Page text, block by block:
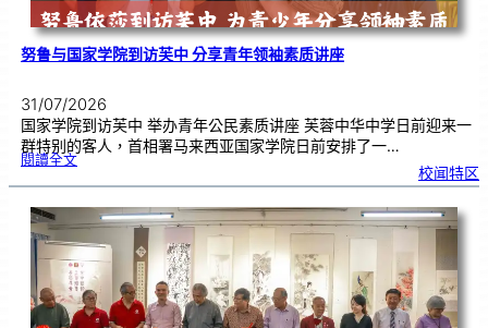
努鲁与国家学院到访芙中 分享青年领袖素质讲座
31/07/2026
国家学院到访芙中 举办青年公民素质讲座 芙蓉中华中学日前迎来一
群特别的客人，首相署马来西亚国家学院日前安排了一…
閱讀全文:努
与
国
学
院
到
访
中
分
享
青
年
领
袖
素
质
讲
座
校闻特区